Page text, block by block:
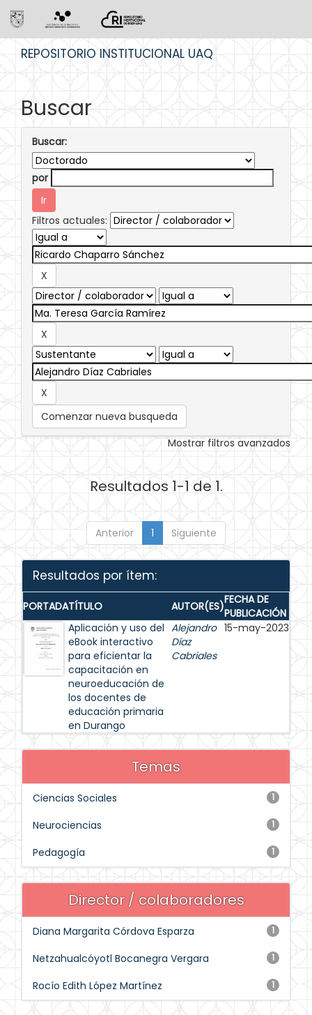
REPOSITORIO INSTITUCIONAL UAQ
Buscar
Buscar:
por
Filtros actuales:
Comenzar nueva busqueda
Mostrar filtros avanzados
Resultados 1-1 de 1.
Anterior 1 Siguiente
Resultados por ítem:
PORTADATÍTULO AUTOR(ES)FECHA DE
PUBLICACIÓN
Aplicación y uso del
eBook interactivo
para eficientar la
capacitación en
neuroeducación de
los docentes de
educación primaria
en Durango
Alejandro
Díaz
Cabriales
15-may-2023
Temas
1
Ciencias Sociales
1
Neurociencias
1
Pedagogía
Director / colaboradores
1
Diana Margarita Córdova Esparza
1
Netzahualcóyotl Bocanegra Vergara
1
Rocío Edith López Martínez